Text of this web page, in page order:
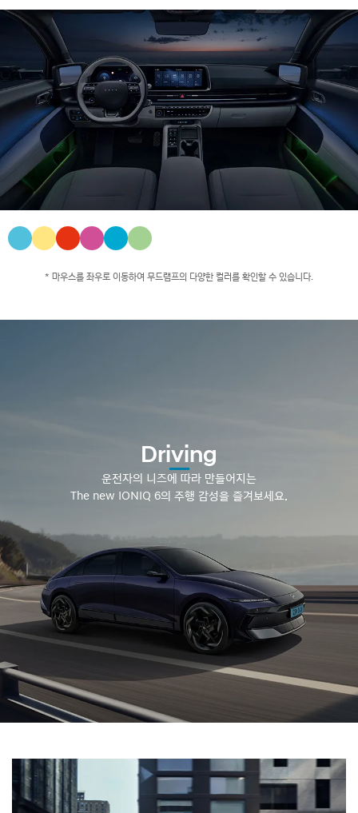
* 마우스를 좌우로 이동하여 무드램프의 다양한 컬러를 확인할 수 있습니다.
Driving
운전자의 니즈에 따라 만들어지는
The new IONIQ 6의 주행 감성을 즐겨보세요.